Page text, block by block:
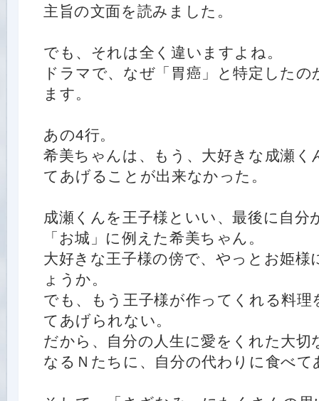
主旨の文面を読みました。
でも、それは全く違いますよね。
ドラマで、なぜ「胃癌」と特定した
ます。
あの4行。
希美ちゃんは、もう、大好きな成瀬く
てあげることが出来なかった。
成瀬くんを王子様といい、最後に自分
「お城」に例えた希美ちゃん。
大好きな王子様の傍で、やっとお姫様
ょうか。
でも、もう王子様が作ってくれる料理
てあげられない。
だから、自分の人生に愛をくれた大切
なるＮたちに、自分の代わりに食べて